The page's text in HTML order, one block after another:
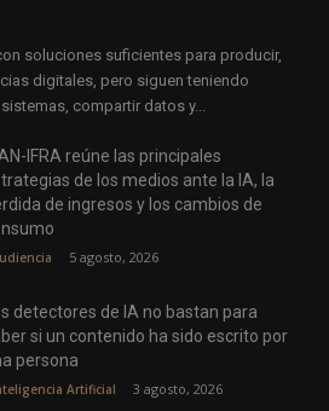
soluciones suficientes para producir,
digitales, pero siguen teniendo
compartir datos y...
IFRA reúne las principales
de los medios ante la IA, la
de ingresos y los cambios de
5 agosto, 2026
detectores de IA no bastan para
si un contenido ha sido escrito por
persona
Artificial 3 agosto, 2026